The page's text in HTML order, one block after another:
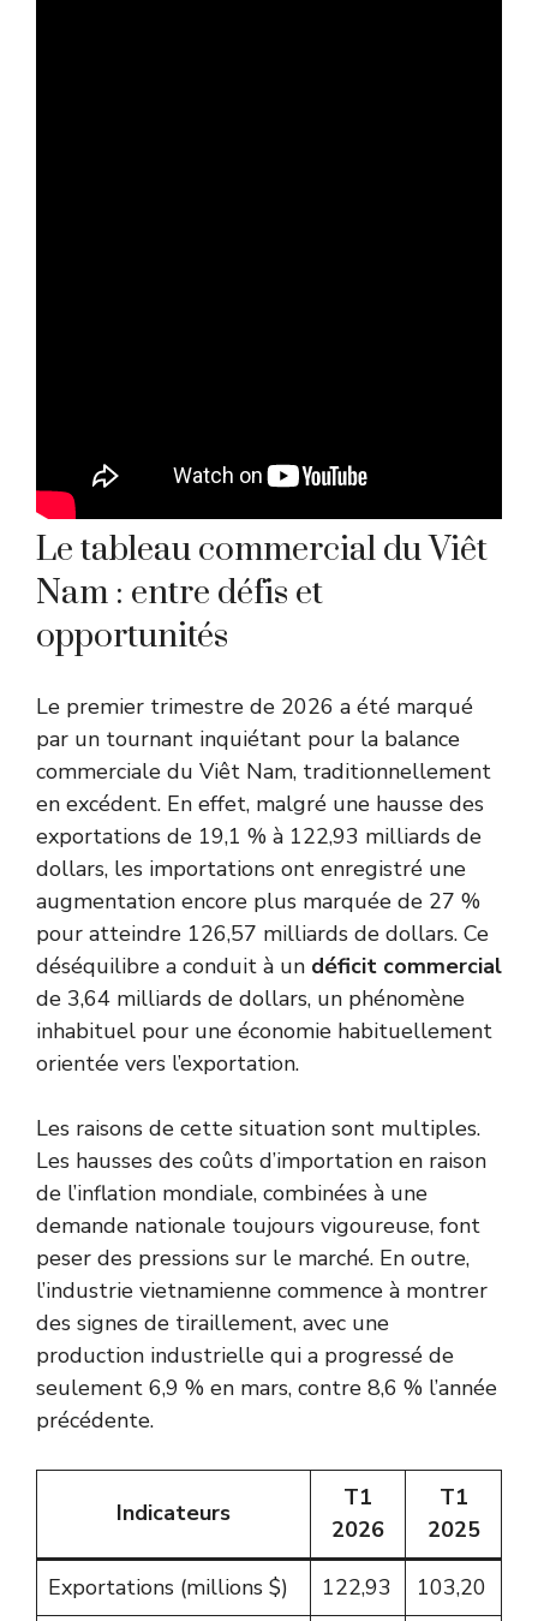
Le tableau commercial du Viêt
Nam : entre défis et
opportunités
Le premier trimestre de 2026 a été marqué
par un tournant inquiétant pour la balance
commerciale du Viêt Nam, traditionnellement
en excédent. En effet, malgré une hausse des
exportations de 19,1 % à 122,93 milliards de
dollars, les importations ont enregistré une
augmentation encore plus marquée de 27 %
pour atteindre 126,57 milliards de dollars. Ce
déséquilibre a conduit à un déficit commercial
de 3,64 milliards de dollars, un phénomène
inhabituel pour une économie habituellement
orientée vers l’exportation.
Les raisons de cette situation sont multiples.
Les hausses des coûts d’importation en raison
de l’inflation mondiale, combinées à une
demande nationale toujours vigoureuse, font
peser des pressions sur le marché. En outre,
l’industrie vietnamienne commence à montrer
des signes de tiraillement, avec une
production industrielle qui a progressé de
seulement 6,9 % en mars, contre 8,6 % l’année
précédente.
Indicateurs
T1
2026
T1
2025
Exportations (millions $)
122,93 103,20